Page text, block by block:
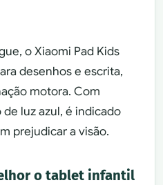
o Xiaomi Pad Kids
desenhos e escrita,
motora. Com
luz azul, é indicado
prejudicar a visão.
o tablet infantil